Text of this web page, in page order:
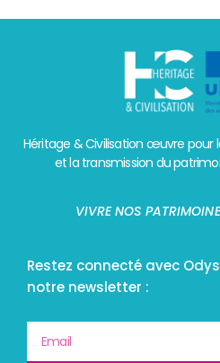
Héritage & Civilisation œuvre pour
et la transmission du
VIVRE NOS
Restez connecté avec
notre newsletter :